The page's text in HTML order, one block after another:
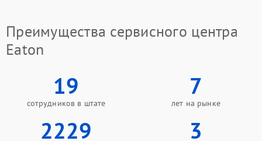
Преимущества сервисного центра
Eaton
19
сотрудников в штате
7
лет на рынке
2229 3